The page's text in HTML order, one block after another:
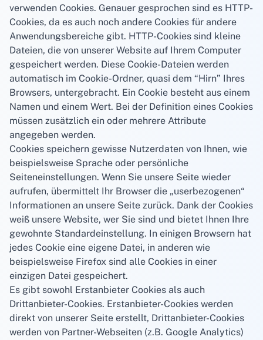
verwenden Cookies. Genauer gesprochen sind es HTTP-
Cookies, da es auch noch andere Cookies für andere
Anwendungsbereiche gibt. HTTP-Cookies sind kleine
Dateien, die von unserer Website auf Ihrem Computer
gespeichert werden. Diese Cookie-Dateien werden
automatisch im Cookie-Ordner, quasi dem “Hirn” Ihres
Browsers, untergebracht. Ein Cookie besteht aus einem
Namen und einem Wert. Bei der Definition eines Cookies
müssen zusätzlich ein oder mehrere Attribute
angegeben werden.
Cookies speichern gewisse Nutzerdaten von Ihnen, wie
beispielsweise Sprache oder persönliche
Seiteneinstellungen. Wenn Sie unsere Seite wieder
aufrufen, übermittelt Ihr Browser die „userbezogenen“
Informationen an unsere Seite zurück. Dank der Cookies
weiß unsere Website, wer Sie sind und bietet Ihnen Ihre
gewohnte Standardeinstellung. In einigen Browsern hat
jedes Cookie eine eigene Datei, in anderen wie
beispielsweise Firefox sind alle Cookies in einer
einzigen Datei gespeichert.
Es gibt sowohl Erstanbieter Cookies als auch
Drittanbieter-Cookies. Erstanbieter-Cookies werden
direkt von unserer Seite erstellt, Drittanbieter-Cookies
werden von Partner-Webseiten (z.B. Google Analytics)